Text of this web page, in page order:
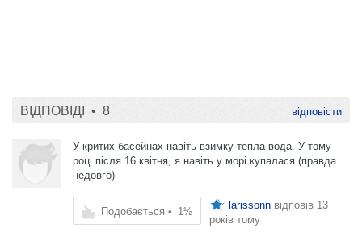
ВІДПОВІДІ • 8 відповісти
У критих басейнах навіть взимку тепла вода. У тому
році після 16 квітня, я навіть у морі купалася (правда
недовго)
Подобається • 1½
larissonn відповів 13
років тому